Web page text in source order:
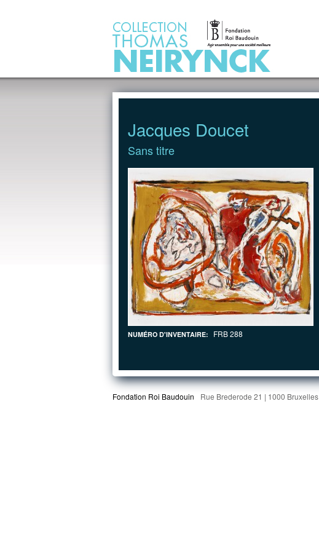
Jacques Doucet
Sans titre
NUMÉRO D'INVENTAIRE: FRB 288
Fondation Roi Baudouin Rue Brederode 21 | 1000 Bruxelles